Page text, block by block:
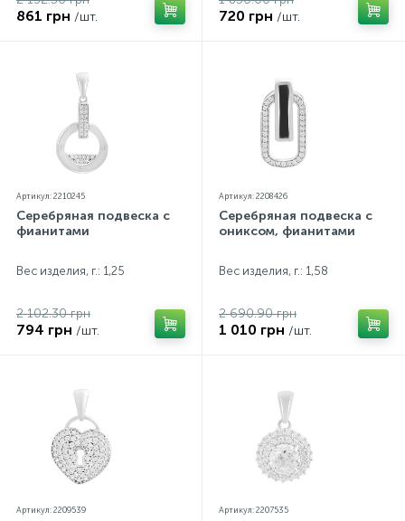
861 грн /шт. 720 грн /шт.
Артикул: 2210245
Серебряная подвеска с
фианитами
Вес изделия, г.: 1,25
2 102.30 грн
794 грн /шт.
Артикул: 2208426
Серебряная подвеска с
ониксом, фианитами
Вес изделия, г.: 1,58
2 690.90 грн
1 010 грн /шт.
Артикул: 2209539 Артикул: 2207535